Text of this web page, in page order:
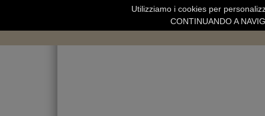
SPEDIZIONE GRATUITA SOPRA 99
Utilizziamo i cookies per
CONTINUANDO A